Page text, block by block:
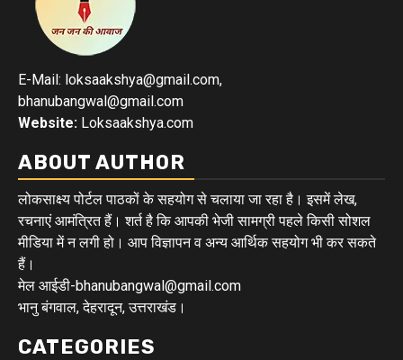
E-Mail: loksaakshya@gmail.com,
bhanubangwal@gmail.com
Website: Loksaakshya.com
ABOUT AUTHOR
लोकसाक्ष्य पोर्टल पाठकों के सहयोग से चलाया जा रहा है। इसमें लेख,
रचनाएं आमंत्रित हैं। शर्त है कि आपकी भेजी सामग्री पहले किसी सोशल
मीडिया में न लगी हो। आप विज्ञापन व अन्य आर्थिक सहयोग भी कर सकते
हैं।
मेल आईडी-bhanubangwal@gmail.com
भानु बंगवाल, देहरादून, उत्तराखंड।
CATEGORIES